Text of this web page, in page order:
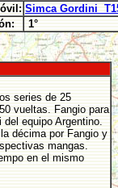
Simca Gordini
1°
series de 25
vueltas. Fangio para
equipo Argentino.
décima por Fangio y
mangas.
en el mismo